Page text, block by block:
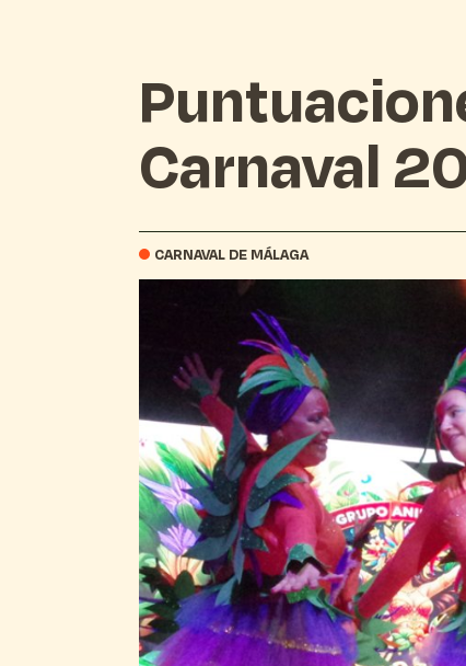
Carnaval
CARNAVAL DE MÁLAGA